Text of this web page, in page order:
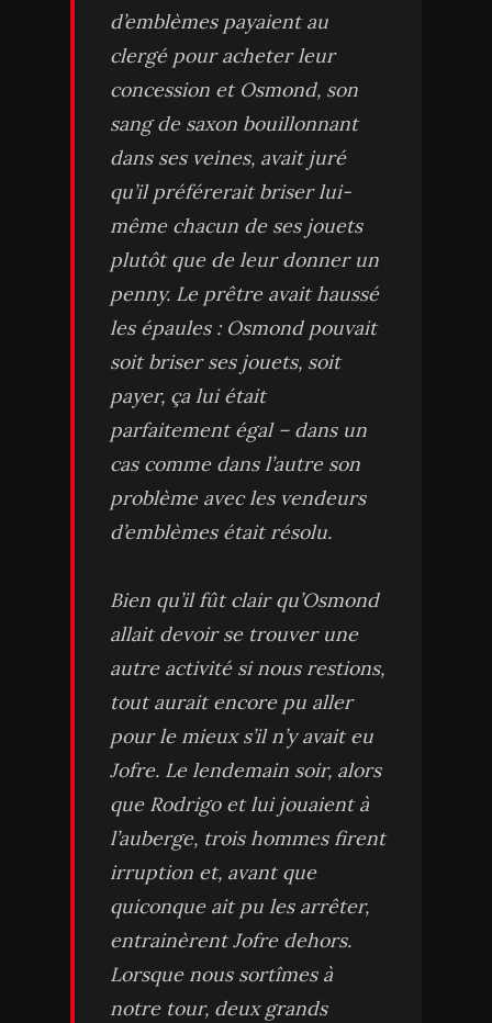
d’emblèmes payaient au
clergé pour acheter leur
concession et Osmond, son
sang de saxon bouillonnant
dans ses veines, avait juré
qu’il préférerait briser lui-
même chacun de ses jouets
plutôt que de leur donner un
penny. Le prêtre avait haussé
les épaules : Osmond pouvait
soit briser ses jouets, soit
payer, ça lui était
parfaitement égal – dans un
cas comme dans l’autre son
problème avec les vendeurs
d’emblèmes était résolu.
Bien qu’il fût clair qu’Osmond
allait devoir se trouver une
autre activité si nous restions,
tout aurait encore pu aller
pour le mieux s’il n’y avait eu
Jofre. Le lendemain soir, alors
que Rodrigo et lui jouaient à
l’auberge, trois hommes firent
irruption et, avant que
quiconque ait pu les arrêter,
entrainèrent Jofre dehors.
Lorsque nous sortîmes à
notre tour, deux grands